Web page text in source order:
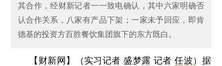
其合作，经财新记者一一致电确认，其中六家明确否
认合作关系，八家有产品下架；一家未予回应，即肯
德基的投资方百胜餐饮集团旗下的东方既白。
【财新网】（实习记者 盛梦露 记者任波） 据